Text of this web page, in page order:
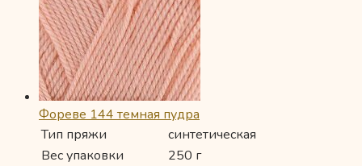
Фореве 144 темная пудра
Тип пряжи
синтетическая
Вес упаковки
250 г